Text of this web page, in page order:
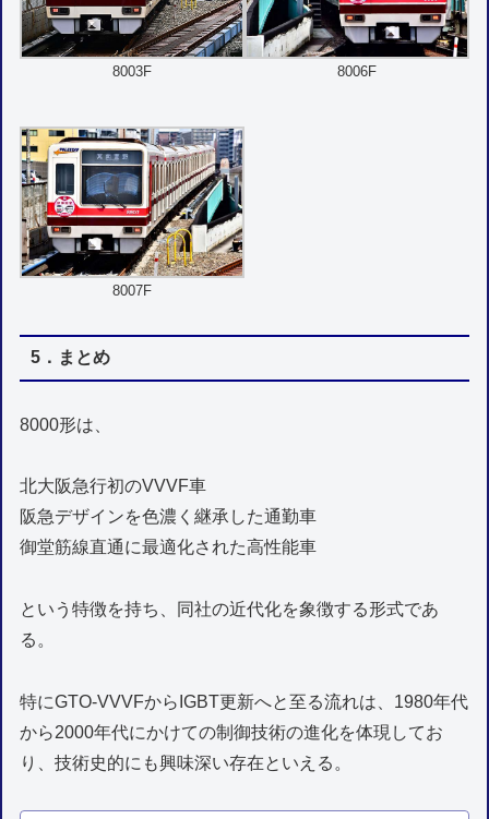
8003F 8006F
8007F
5．まとめ
8000形は、
北大阪急行初のVVVF車
阪急デザインを色濃く継承した通勤車
御堂筋線直通に最適化された高性能車
という特徴を持ち、同社の近代化を象徴する形式であ
る。
特にGTO-VVVFからIGBT更新へと至る流れは、1980年代
から2000年代にかけての制御技術の進化を体現してお
り、技術史的にも興味深い存在といえる。